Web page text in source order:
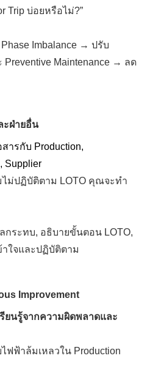
Trip บ่อยหรือไม่?”
Imbalance → ปรับ
Preventive Maintenance → ลด
ะฝ่ายอื่น
ารกับ Production,
Supplier
ไม่ปฏิบัติตาม LOTO คุณจะทำ
กระทบ, อธิบายขั้นตอน LOTO,
ใจและปฏิบัติตาม
Improvement
รียนรู้จากความผิดพลาดและ
ไฟฟ้าล้มเหลวใน Production